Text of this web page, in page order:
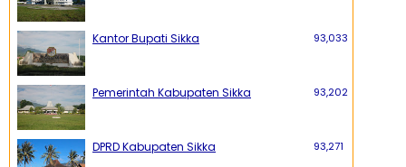
Kantor Bupati Sikka 93,033
Pemerintah Kabupaten Sikka 93,202
DPRD Kabupaten Sikka 93,271